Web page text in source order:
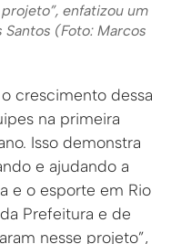
enfatizou um
(Foto: Marcos
crescimento dessa
na primeira
Isso demonstra
e ajudando a
e o esporte em Rio
Prefeitura e de
nesse projeto”,